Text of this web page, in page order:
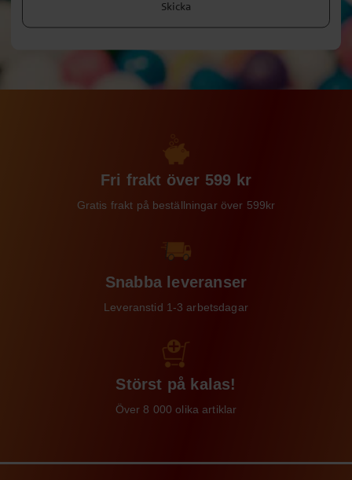
Skicka
Fri frakt över 599 kr
Gratis frakt på beställningar över 599kr
Snabba leveranser
Leveranstid 1-3 arbetsdagar
Störst på kalas!
Över 8 000 olika artiklar